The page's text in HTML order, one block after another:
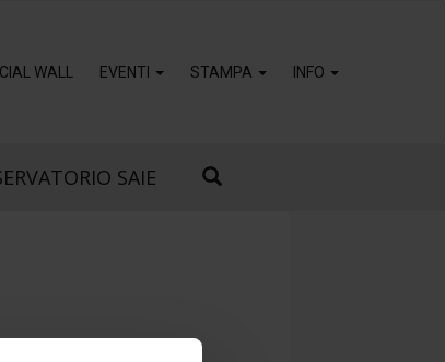
WALL EVENTI STAMPA INFO
SAIE